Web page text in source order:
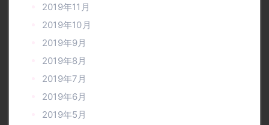
2019年11月
2019年10月
2019年9月
2019年8月
2019年7月
2019年6月
2019年5月